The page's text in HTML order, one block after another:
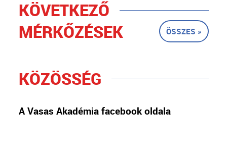
KÖVETKEZŐ
MÉRKŐZÉSEK
ÖSSZES »
KÖZÖSSÉG
A Vasas Akadémia facebook oldala